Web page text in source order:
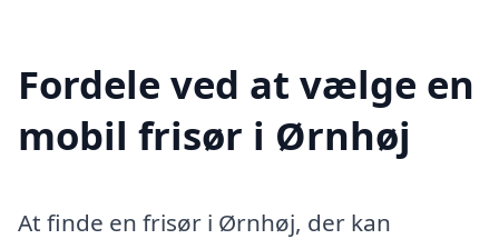
Fordele ved at vælge en
mobil frisør i Ørnhøj
At finde en frisør i Ørnhøj, der kan